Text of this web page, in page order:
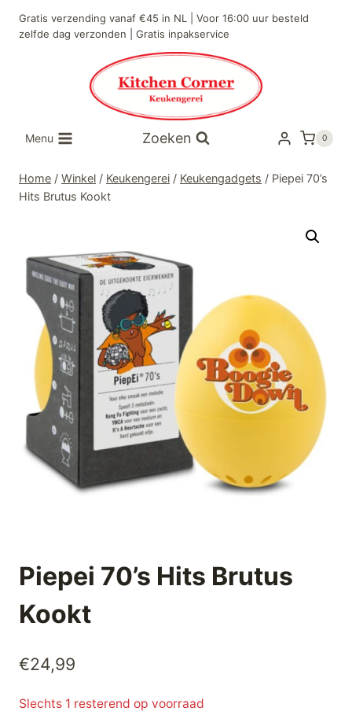
naar
Gratis verzending vanaf €45 in NL | Voor 16:00 uur besteld
zelfde dag verzonden | Gratis inpakservice
Menu Zoeken 0
Home / Winkel / Keukengerei / Keukengadgets / Piepei 70’s
Hits Brutus Kookt
Piepei 70’s Hits Brutus
Kookt
€24,99
Slechts 1 resterend op voorraad